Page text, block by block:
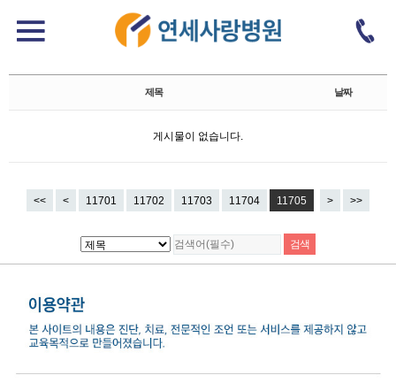
제목 날짜
게시물이 없습니다.
<< < 11701 11702 11703 11704 11705 > >>